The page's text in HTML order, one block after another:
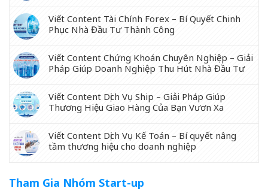
Viết Content Tài Chính Forex – Bí Quyết Chinh
Phục Nhà Đầu Tư Thành Công
Viết Content Chứng Khoán Chuyên Nghiệp – Giải
Pháp Giúp Doanh Nghiệp Thu Hút Nhà Đầu Tư
Viết Content Dịch Vụ Ship – Giải Pháp Giúp
Thương Hiệu Giao Hàng Của Bạn Vươn Xa
Viết Content Dịch Vụ Kế Toán – Bí quyết nâng
tầm thương hiệu cho doanh nghiệp
Tham Gia Nhóm Start-up